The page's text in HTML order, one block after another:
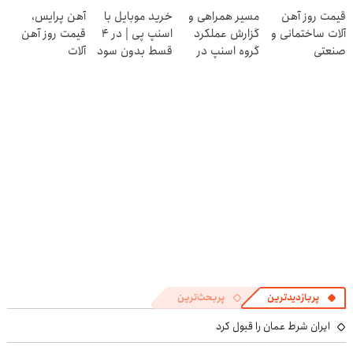
کنی! 👈🏻
پرسش‌نامه
قیمت روز آهن
آلات ساختمانی و
صنعتی
مسیر همراهی و
گزارش عملکرد
گروه اسنپ در
خرید موبایل با
اسنپ پی | در ۴
قسط بدون سود
آهن پرایس،
قیمت روز آهن
آلات
پربازدیدترین پربحث‌ترین
ایران شرط عمان را قبول کرد